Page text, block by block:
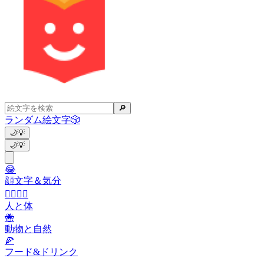
🔎
ランダム絵文字🎲
🌙💡
🌙💡
😂
顔文字＆気分
👩‍❤️‍💋‍👨
人と体
🐝
動物と自然
🍕
フード&ドリンク